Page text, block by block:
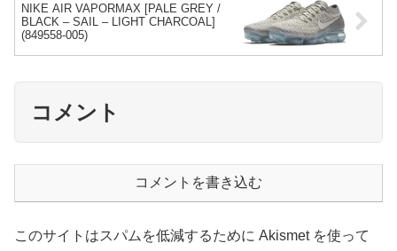
NIKE AIR VAPORMAX [PALE GREY /
BLACK – SAIL – LIGHT CHARCOAL]
(849558-005)
コメント
コメントを書き込む
このサイトはスパムを低減するために Akismet を使って